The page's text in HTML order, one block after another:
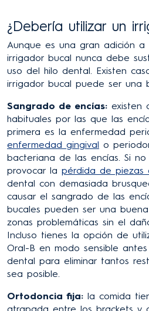
¿Debería utilizar un
Aunque es una gran adición
irrigador bucal nunca debe
uso del hilo dental. Existen
irrigador bucal puede ser una
Sangrado de encías: existen
habituales por las que las
primera es la enfermedad
enfermedad gingival o
bacteriana de las encías. Si
provocar la pérdida de piezas
dental con demasiada
causar el sangrado de las
bucales pueden ser una
zonas problemáticas sin el
Incluso tienes la opción de
Oral-B en modo sensible
dental para eliminar tantos
sea posible.
Ortodoncia fija: la comida
atrapada entre los brackets y